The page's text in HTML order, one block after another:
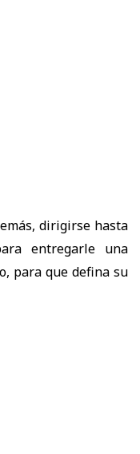
dirigirse hasta
entregarle una
para que defina su